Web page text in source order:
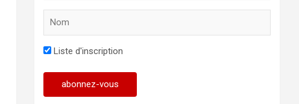
Liste d'inscription